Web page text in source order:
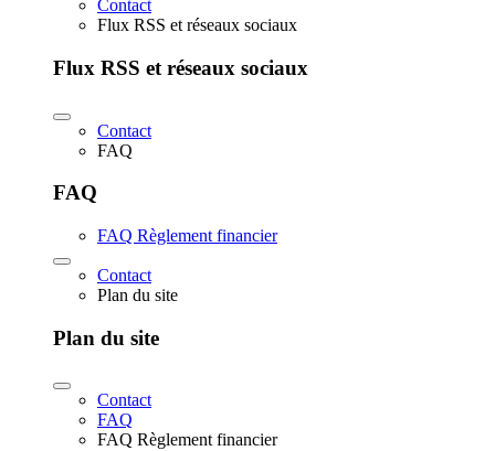
Contact
Flux RSS et réseaux sociaux
Flux RSS et réseaux sociaux
Contact
FAQ
FAQ
FAQ Règlement financier
Contact
Plan du site
Plan du site
Contact
FAQ
FAQ Règlement financier